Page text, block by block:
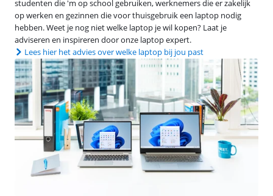
studenten die 'm op school gebruiken, werknemers die er zakelijk
op werken en gezinnen die voor thuisgebruik een laptop nodig
hebben. Weet je nog niet welke laptop je wil kopen? Laat je
adviseren en inspireren door onze laptop expert.
Lees hier het advies over welke laptop bij jou past